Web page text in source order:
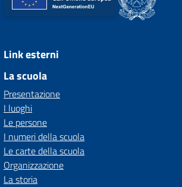
Link esterni
La scuola
Presentazione
I luoghi
Le persone
I numeri della scuola
Le carte della scuola
Organizzazione
La storia